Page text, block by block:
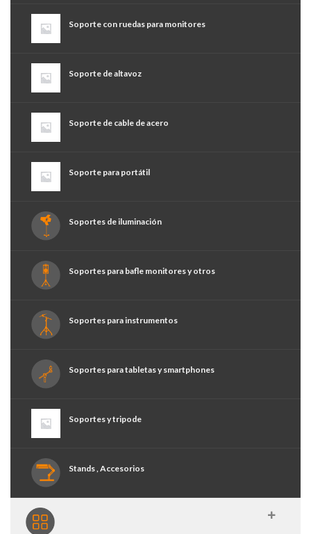
Soporte con ruedas para monitores
Soporte de altavoz
Soporte de cable de acero
Soporte para portátil
Soportes de iluminación
Soportes para bafle monitores y otros
Soportes para instrumentos
Soportes para tabletas y smartphones
Soportes y tripode
Stands , Accesorios